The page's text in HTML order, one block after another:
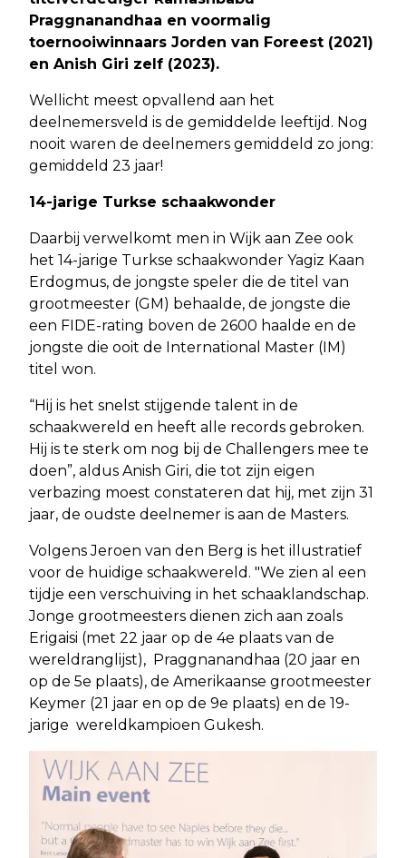
Praggnanandhaa en voormalig
toernooiwinnaars Jorden van Foreest (2021)
en Anish Giri zelf (2023).
Wellicht meest opvallend aan het
deelnemersveld is de gemiddelde leeftijd. Nog
nooit waren de deelnemers gemiddeld zo jong:
gemiddeld 23 jaar!
14-jarige Turkse schaakwonder
Daarbij verwelkomt men in Wijk aan Zee ook
het 14-jarige Turkse schaakwonder Yagiz Kaan
Erdogmus, de jongste speler die de titel van
grootmeester (GM) behaalde, de jongste die
een FIDE-rating boven de 2600 haalde en de
jongste die ooit de International Master (IM)
titel won.
“Hij is het snelst stijgende talent in de
schaakwereld en heeft alle records gebroken.
Hij is te sterk om nog bij de Challengers mee te
doen”, aldus Anish Giri, die tot zijn eigen
verbazing moest constateren dat hij, met zijn 31
jaar, de oudste deelnemer is aan de Masters.
Volgens Jeroen van den Berg is het illustratief
voor de huidige schaakwereld. "We zien al een
tijdje een verschuiving in het schaaklandschap.
Jonge grootmeesters dienen zich aan zoals
Erigaisi (met 22 jaar op de 4e plaats van de
wereldranglijst), Praggnanandhaa (20 jaar en
op de 5e plaats), de Amerikaanse grootmeester
Keymer (21 jaar en op de 9e plaats) en de 19-
jarige wereldkampioen Gukesh.